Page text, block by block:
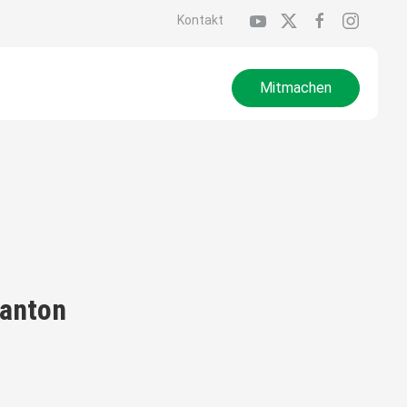
Kontakt
Mitmachen